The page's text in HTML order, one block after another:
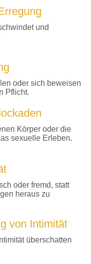
und
oder sich beweisen
Pflicht.
Körper oder die
sexuelle Erleben.
oder fremd, statt
heraus zu
von Intimität
überschatten